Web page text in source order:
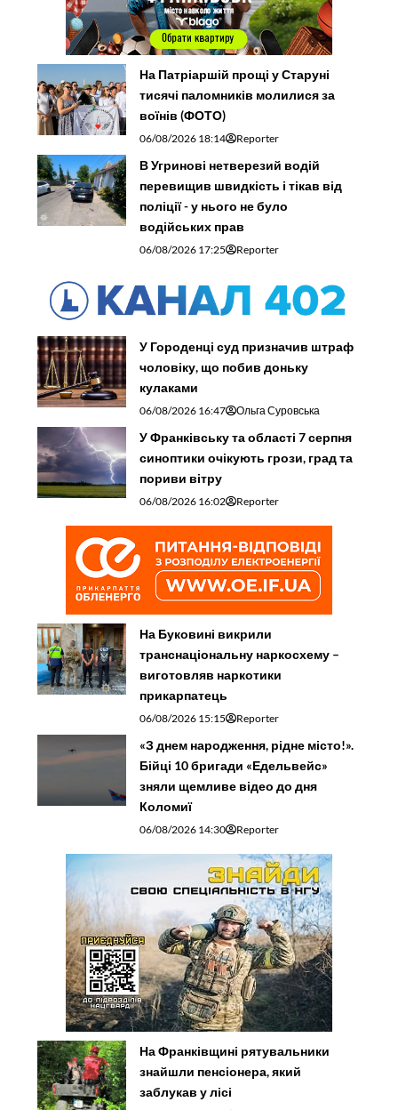
На Патріаршій прощі у Старуні
тисячі паломників молилися за
воїнів (ФОТО)
06/08/2026 18:14 Reporter
В Угринові нетверезий водій
перевищив швидкість і тікав від
поліції - у нього не було
водійських прав
06/08/2026 17:25 Reporter
У Городенці суд призначив штраф
чоловіку, що побив доньку
кулаками
06/08/2026 16:47 Ольга Суровська
У Франківську та області 7 серпня
синоптики очікують грози, град та
пориви вітру
06/08/2026 16:02 Reporter
На Буковині викрили
транснаціональну наркосхему –
виготовляв наркотики
прикарпатець
06/08/2026 15:15 Reporter
«З днем народження, рідне місто!».
Бійці 10 бригади «Едельвейс»
зняли щемливе відео до дня
Коломиї
06/08/2026 14:30 Reporter
На Франківщині рятувальники
знайшли пенсіонера, який
заблукав у лісі